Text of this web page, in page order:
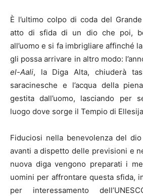
È l’ultimo colpo di coda del
atto di sfida di un dio che poi,
all’uomo e si fa imbrigliare affinché
gli possa arrivare in altro modo:
el-Aali, la Diga Alta, chiuderà
saracinesche e l’acqua della
gestita dall’uomo, lasciando per
luogo dove sorge il Tempio di
Fiduciosi nella benevolenza del
avanti a dispetto delle previsioni e
nuova diga vengono preparati i
uomini per affrontare questa sfida,
per interessamento